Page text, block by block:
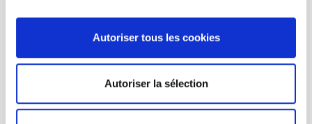
Autoriser tous les cookies
Autoriser la sélection
FOREIGN RIGHTS
CONDITIONS OF SALE